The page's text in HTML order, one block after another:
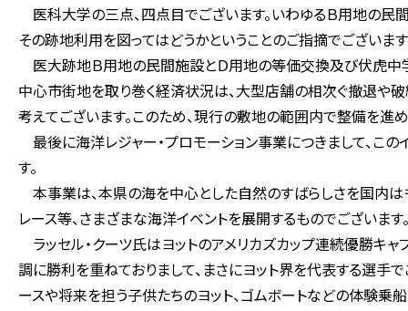
医科大学の三点、四点目でございます。いわゆるＢ用地の民
その跡地利用を図ってはどうかということのご指摘でございます
医大跡地Ｂ用地の民間施設とＤ用地の等価交換及び伏虎中
中心市街地を取り巻く経済状況は、大型店舗の相次ぐ撤退や
考えてございます。このため、現行の敷地の範囲内で整備を進
最後に海洋レジャー・プロモーション事業につきまして、こ
す。
本事業は、本県の海を中心とした自然のすばらしさを国内は
レース等、さまざまな海洋イベントを展開するものでございます
ラッセル・クーツ氏はヨットのアメリカズカップ連続優勝キ
調に勝利を重ねておりまして、まさにヨット界を代表する選手
ースや将来を担う子供たちのヨット、ゴムボートなどの体験乗